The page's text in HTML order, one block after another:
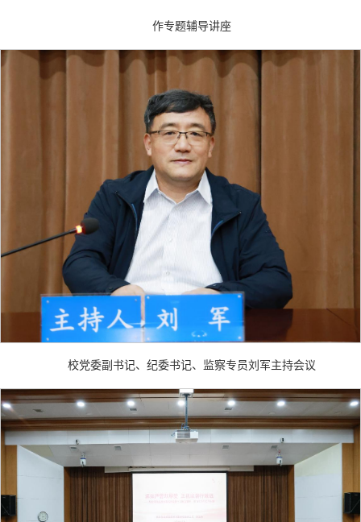
作专题辅导讲座
校党委副书记、纪委书记、监察专员刘军主持会议